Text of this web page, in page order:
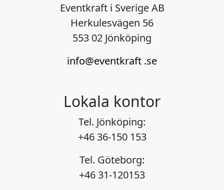
Eventkraft i Sverige AB
Herkulesvägen 56
553 02 Jönköping
info@eventkraft .se
Lokala kontor
Tel. Jönköping:
+46 36-150 153
Tel. Göteborg:
+46 31-120153